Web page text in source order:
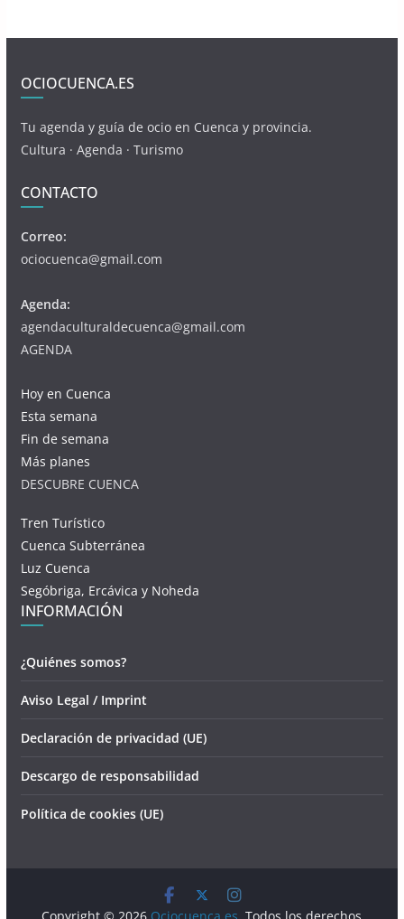
OCIOCUENCA.ES
Tu agenda y guía de ocio en Cuenca y provincia.
Cultura · Agenda · Turismo
CONTACTO
Correo:
ociocuenca@gmail.com
Agenda:
agendaculturaldecuenca@gmail.com
AGENDA
Hoy en Cuenca
Esta semana
Fin de semana
Más planes
DESCUBRE CUENCA
Tren Turístico
Cuenca Subterránea
Luz Cuenca
Segóbriga, Ercávica y Noheda
INFORMACIÓN
¿Quiénes somos?
Aviso Legal / Imprint
Declaración de privacidad (UE)
Descargo de responsabilidad
Política de cookies (UE)